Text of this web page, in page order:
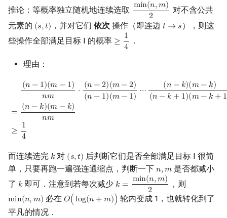
推论：等概率独立随机地连续选取 min(𝑛,𝑚)
2
min(n,m)2 对不含公共
元素的 (𝑠,𝑡)
(s,t) ，并对它们 依次 操作（即连边 𝑡 → 𝑠
t →s
），则这
些操作全部满足目标 I 的概率 ≥ 1
4
≥1 4 ．
理由：
(𝑛 − 1)(𝑚 − 1)
𝑛𝑚 ⋅ (𝑛 −2)(𝑚−2)
(𝑛 − 1)(𝑚− 1) ⋯ (𝑛 − 𝑘)(𝑚− 𝑘)
(𝑛 − 𝑘 + 1)(𝑚− 𝑘 + 1
= (𝑛 − 𝑘)(𝑚 − 𝑘)
𝑛𝑚
≥ 1
4
−1) (m −1)nm⋅( n− m− 2) (n−1)( m −1) (m −k )(n−k+ 1) (m
而连续选完 𝑘
k 对 (𝑠,𝑡)
(s,t)
后判断它们是否全部满足目标 I 很简
单，只要再跑一遍强连通缩点，判断一下 𝑛,𝑚
n,m是否都减小
了 𝑘
k 即可．注意到若每次减少 𝑘 = min(𝑛,𝑚)
2
k =min(n,m)2 ，则
min(𝑛,𝑚)
min(n, m) 必在 𝑂(log(𝑛 +𝑚))
O(log(n+ m) )
轮内变成 1，也就转化到了
平凡的情况．